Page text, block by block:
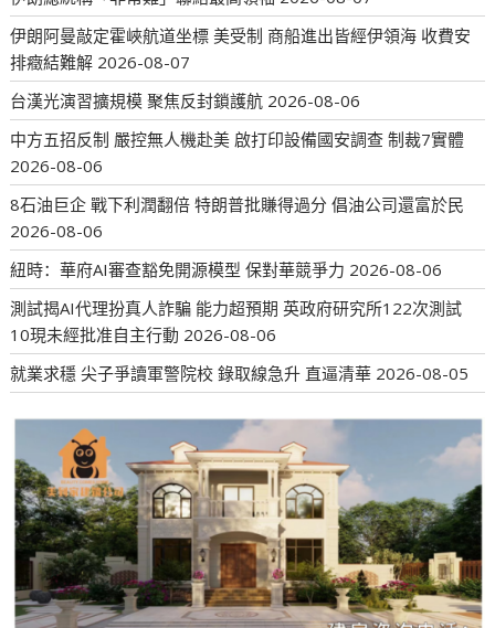
伊朗阿曼敲定霍峽航道坐標 美受制 商船進出皆經伊領海 收費安
排癥結難解 2026-08-07
台漢光演習擴規模 聚焦反封鎖護航 2026-08-06
中方五招反制 嚴控無人機赴美 啟打印設備國安調查 制裁7實體
2026-08-06
8石油巨企 戰下利潤翻倍 特朗普批賺得過分 倡油公司還富於民
2026-08-06
紐時：華府AI審查豁免開源模型 保對華競爭力 2026-08-06
測試揭AI代理扮真人詐騙 能力超預期 英政府研究所122次測試
10現未經批准自主行動 2026-08-06
就業求穩 尖子爭讀軍警院校 錄取線急升 直逼清華 2026-08-05